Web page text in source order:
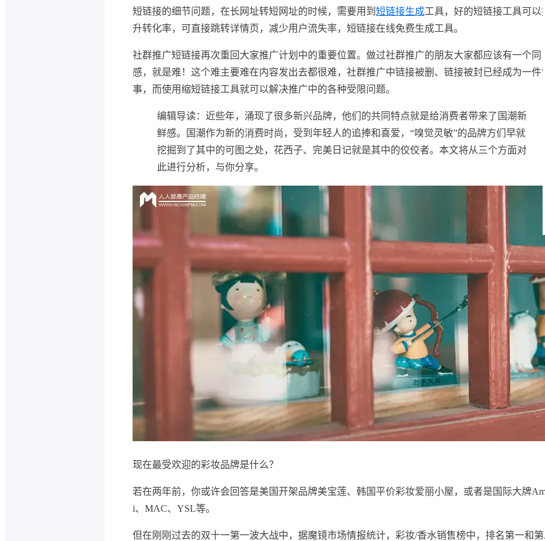
短链接的细节问题，在长网址转短网址的时候，需要用到 短链接生成工具，好的短链接工具可以
升转化率，可直接跳转详情页，减少用户流失率，短链接在线免费生成工具。
社群推广短链接再次重回大家推广计划中的重要位置。做过社群推广的朋友大家都应该有一个同
感，就是难！这个难主要难在内容发出去都很难，社群推广中链接被删、链接被封已经成为一件
事，而使用缩短链接工具就可以解决推广中的各种受限问题。
编辑导读：近些年，涌现了很多新兴品牌，他们的共同特点就是给消费者带来了国潮新
鲜感。国潮作为新的消费时尚，受到年轻人的追捧和喜爱，“嗅觉灵敏”的品牌方们早就
挖掘到了其中的可图之处，花西子、完美日记就是其中的佼佼者。本文将从三个方面对
此进行分析，与你分享。
现在最受欢迎的彩妆品牌是什么？
若在两年前，你或许会回答是美国开架品牌美宝莲、韩国平价彩妆爱丽小屋，或者是国际大牌
i、MAC、YSL等。
但在刚刚过去的双十一第一波大战中，据魔镜市场情报统计，彩妆/香水销售榜中，排名第一和